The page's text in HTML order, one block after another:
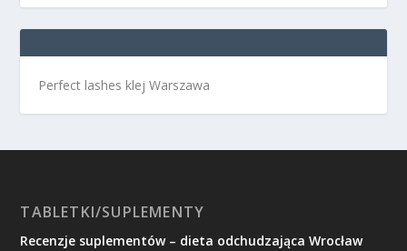
Perfect lashes klej Warszawa
TABLETKI/SUPLEMENTY
Recenzje suplementów – dieta odchudzająca Wrocław